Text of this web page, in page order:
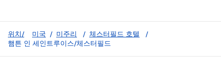
위치/ 미국 / 미주리 / 체스터필드 호텔
/
햄튼 인 세인트루이스/체스터필드